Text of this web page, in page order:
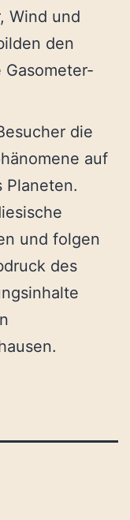
Wind und
den
die
auf
Planeten.
und folgen
des